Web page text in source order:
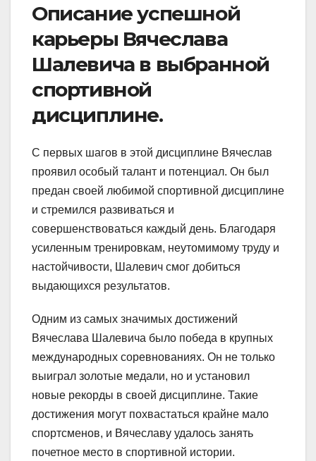
Описание успешной
карьеры Вячеслава
Шалевича в выбранной
спортивной
дисциплине.
С первых шагов в этой дисциплине Вячеслав
проявил особый талант и потенциал. Он был
предан своей любимой спортивной дисциплине
и стремился развиваться и
совершенствоваться каждый день. Благодаря
усиленным тренировкам, неутомимому труду и
настойчивости, Шалевич смог добиться
выдающихся результатов.
Одним из самых значимых достижений
Вячеслава Шалевича было победа в крупных
международных соревнованиях. Он не только
выиграл золотые медали, но и установил
новые рекорды в своей дисциплине. Такие
достижения могут похвастаться крайне мало
спортсменов, и Вячеславу удалось занять
почетное место в спортивной истории.